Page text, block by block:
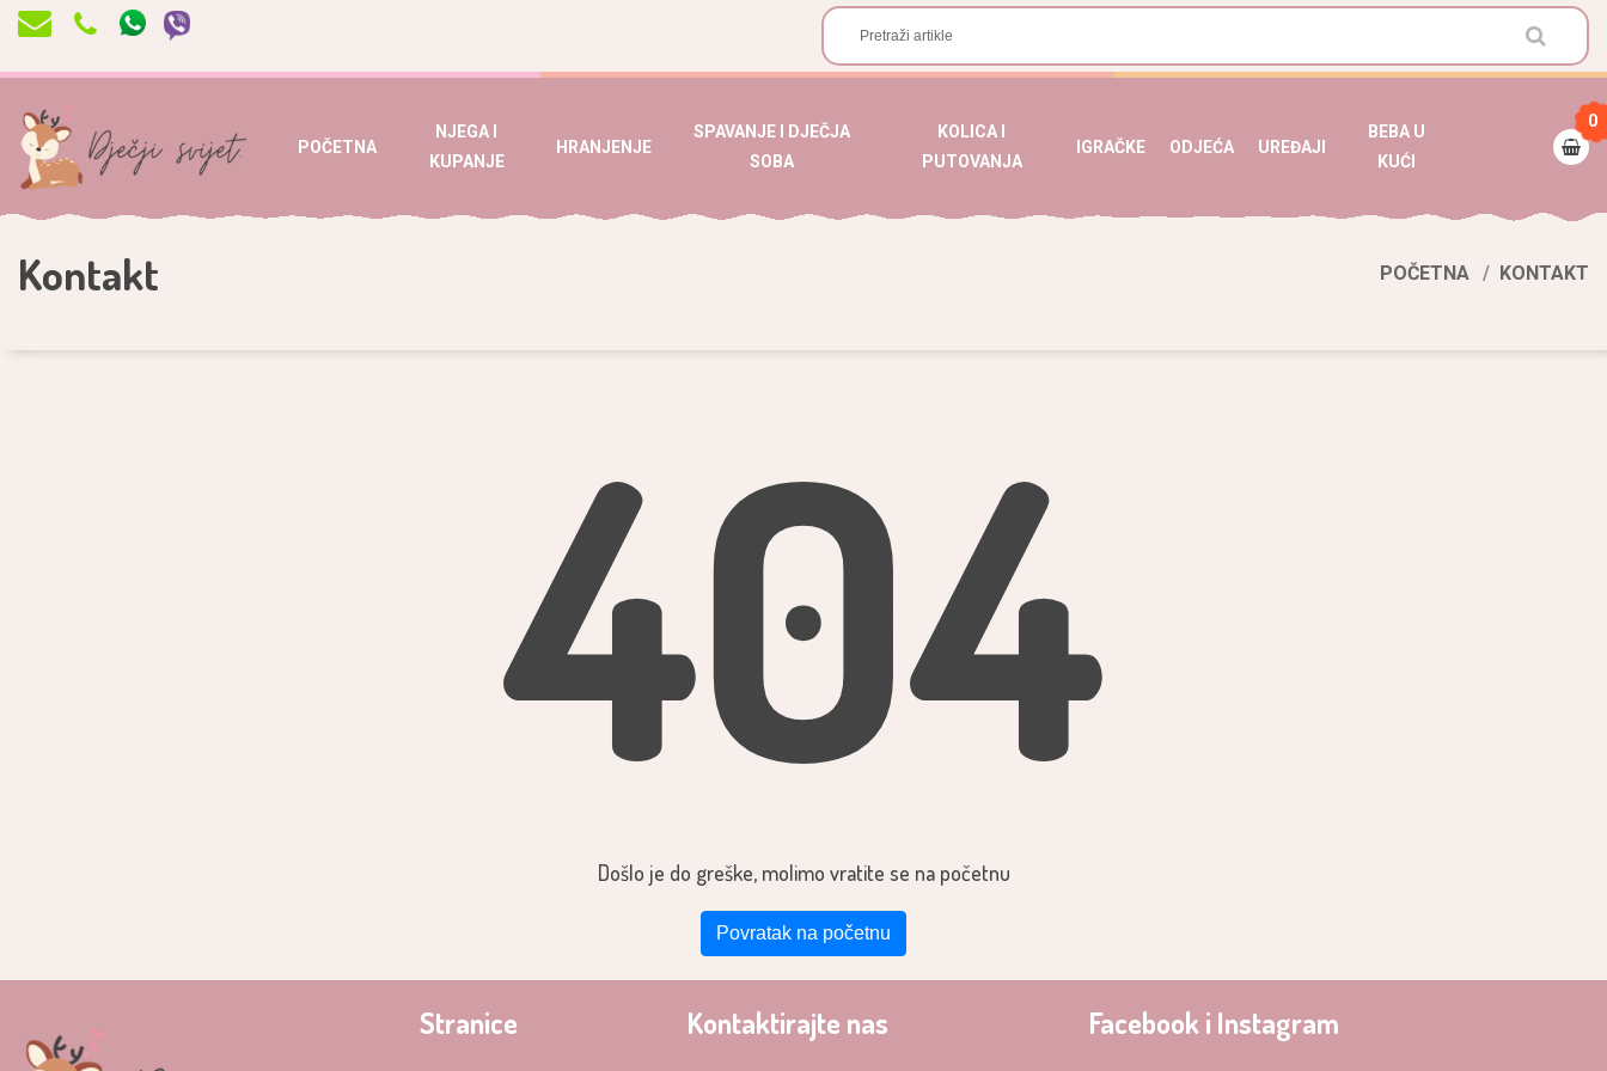
POČETNA
NJEGA I
KUPANJE
HRANJENJE
SPAVANJE I DJEČJA
SOBA
KOLICA I
PUTOVANJA
IGRAČKE ODJEĆA UREĐAJI
BEBA U
KUĆI
0
Kontakt POČETNA KONTAKT
404
Došlo je do greške, molimo vratite se na početnu
Povratak na početnu
Stranice Kontaktirajte nas Facebook i Instagram